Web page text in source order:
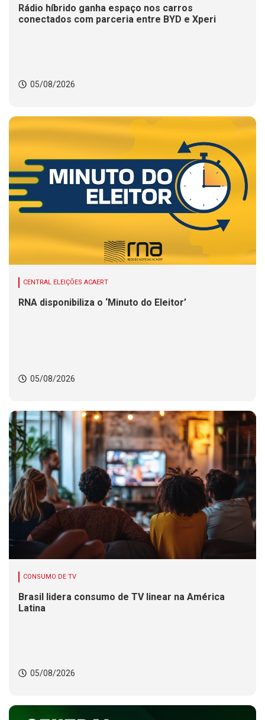
Rádio híbrido ganha espaço nos carros
conectados com parceria entre BYD e Xperi
05/08/2026
CENTRAL ELEIÇÕES ACAERT
RNA disponibiliza o ‘Minuto do Eleitor’
05/08/2026
CONSUMO DE TV
Brasil lidera consumo de TV linear na América
Latina
05/08/2026